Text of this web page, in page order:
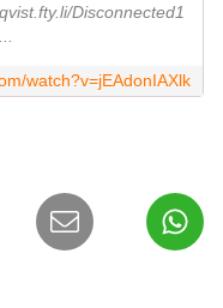
Disconnected1
watch?v=jEAdonIAXlk